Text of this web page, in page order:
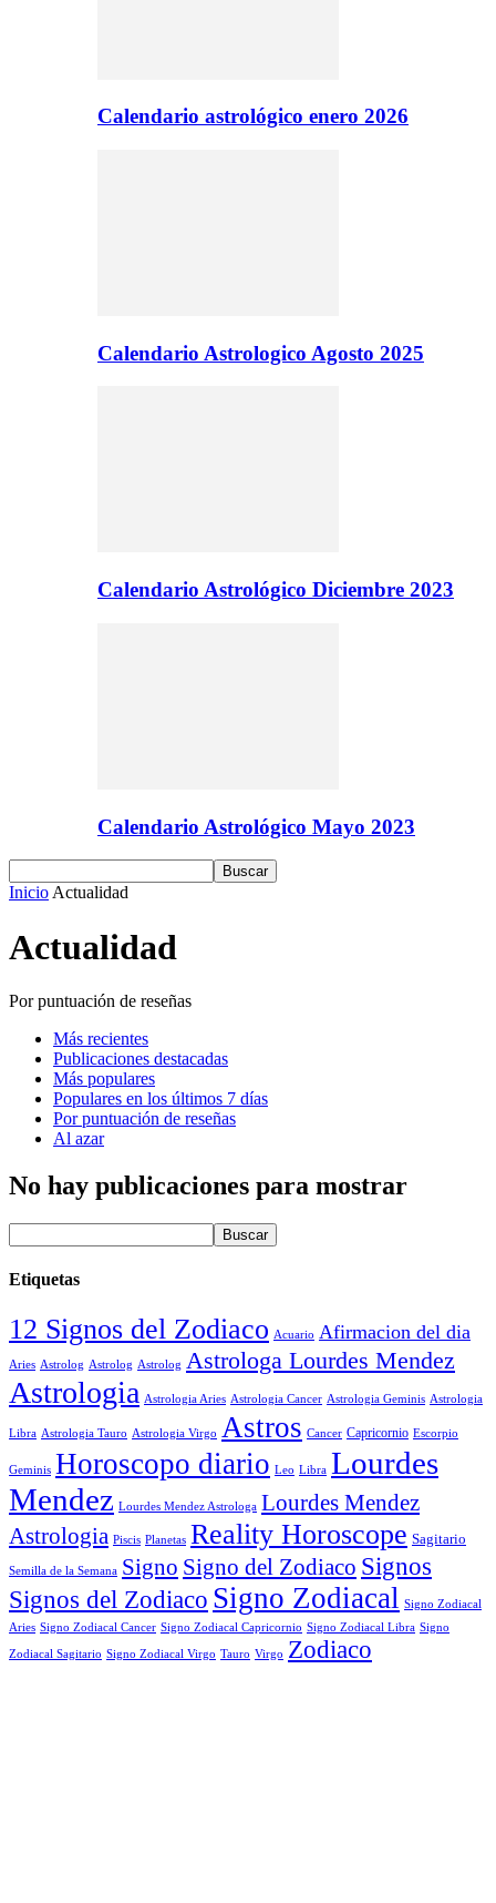
Calendario astrológico enero 2026
Calendario Astrologico Agosto 2025
Calendario Astrológico Diciembre 2023
Calendario Astrológico Mayo 2023
Inicio Actualidad
Actualidad
Por puntuación de reseñas
Más recientes
Publicaciones destacadas
Más populares
Populares en los últimos 7 días
Por puntuación de reseñas
Al azar
No hay publicaciones para mostrar
Etiquetas
12 Signos del Zodiaco Acuario Afirmacion del dia
Aries Astrolog Astrolog Astrolog Astrologa Lourdes Mendez
Astrologia Astrologia Aries Astrologia Cancer Astrologia Geminis Astrologia
Libra Astrologia Tauro Astrologia Virgo Astros Cancer Capricornio Escorpio
Geminis Horoscopo diario Leo Libra Lourdes
Mendez Lourdes Mendez Astrologa Lourdes Mendez
Astrologia Piscis Planetas Reality Horoscope Sagitario
Semilla de la Semana Signo Signo del Zodiaco Signos
Signos del Zodiaco Signo Zodiacal Signo Zodiacal
Aries Signo Zodiacal Cancer Signo Zodiacal Capricornio Signo Zodiacal Libra Signo
Zodiacal Sagitario Signo Zodiacal Virgo Tauro Virgo Zodiaco